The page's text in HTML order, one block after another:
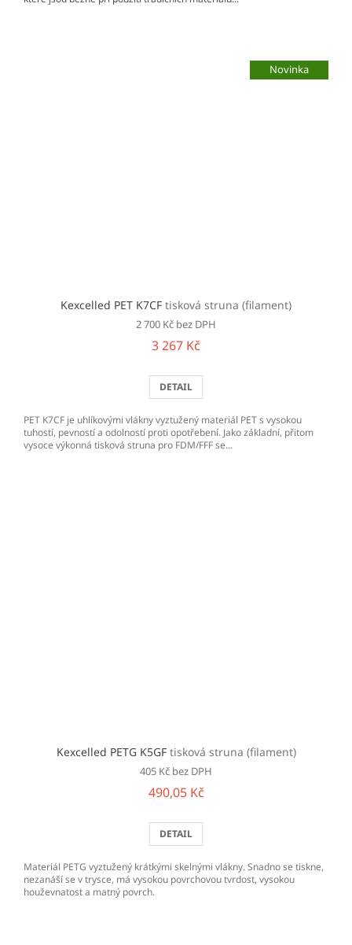
Novinka
Kexcelled PET K7CF tisková struna (filament)
2 700 Kč bez DPH
3 267 Kč
DETAIL
PET K7CF je uhlíkovými vlákny vyztužený materiál PET s vysokou
tuhostí, pevností a odolností proti opotřebení. Jako základní, přitom
vysoce výkonná tisková struna pro FDM/FFF se...
Kexcelled PETG K5GF tisková struna (filament)
405 Kč bez DPH
490,05 Kč
DETAIL
Materiál PETG vyztužený krátkými skelnými vlákny. Snadno se tiskne,
nezanáší se v trysce, má vysokou povrchovou tvrdost, vysokou
houževnatost a matný povrch.